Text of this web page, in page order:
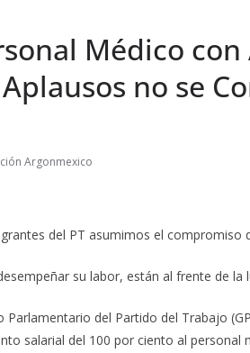
Médico
no se
Argonmexico
del PT asumimos el compromiso
su labor, están al frente de la
Parlamentario del Partido del Trabajo
salarial del 100 por ciento al personal